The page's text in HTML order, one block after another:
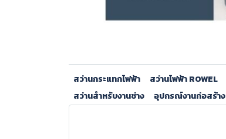
สว่านกระแทกไฟฟ้า สว่านไฟฟ้า ROWEL
สว่านสำหรับงานช่าง
อุปกรณ์งานก่อสร้าง